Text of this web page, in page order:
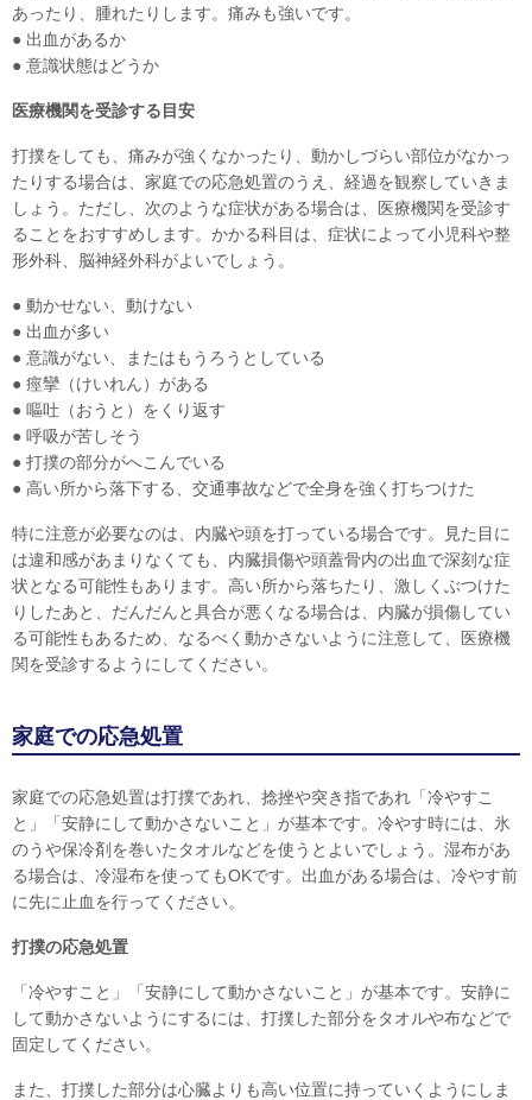
あったり、腫れたりします。痛みも強いです。
● 出血があるか
● 意識状態はどうか
医療機関を受診する目安
打撲をしても、痛みが強くなかったり、動かしづらい部位がなかっ
たりする場合は、家庭での応急処置のうえ、経過を観察していきま
しょう。ただし、次のような症状がある場合は、医療機関を受診す
ることをおすすめします。かかる科目は、症状によって小児科や整
形外科、脳神経外科がよいでしょう。
● 動かせない、動けない
● 出血が多い
● 意識がない、またはもうろうとしている
● 痙攣（けいれん）がある
● 嘔吐（おうと）をくり返す
● 呼吸が苦しそう
● 打撲の部分がへこんでいる
● 高い所から落下する、交通事故などで全身を強く打ちつけた
特に注意が必要なのは、内臓や頭を打っている場合です。見た目に
は違和感があまりなくても、内臓損傷や頭蓋骨内の出血で深刻な症
状となる可能性もあります。高い所から落ちたり、激しくぶつけた
りしたあと、だんだんと具合が悪くなる場合は、内臓が損傷してい
る可能性もあるため、なるべく動かさないように注意して、医療機
関を受診するようにしてください。
家庭での応急処置
家庭での応急処置は打撲であれ、捻挫や突き指であれ「冷やすこ
と」「安静にして動かさないこと」が基本です。冷やす時には、氷
のうや保冷剤を巻いたタオルなどを使うとよいでしょう。湿布があ
る場合は、冷湿布を使ってもOKです。出血がある場合は、冷やす前
に先に止血を行ってください。
打撲の応急処置
「冷やすこと」「安静にして動かさないこと」が基本です。安静に
して動かさないようにするには、打撲した部分をタオルや布などで
固定してください。
また、打撲した部分は心臓よりも高い位置に持っていくようにしま